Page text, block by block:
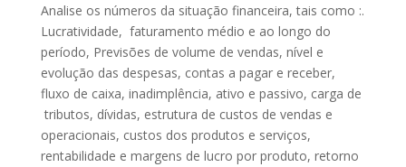
Analise os números da situação financeira, tais como :.
Lucratividade, faturamento médio e ao longo do
período, Previsões de volume de vendas, nível e
evolução das despesas, contas a pagar e receber,
fluxo de caixa, inadimplência, ativo e passivo, carga de
tributos, dívidas, estrutura de custos de vendas e
operacionais, custos dos produtos e serviços,
rentabilidade e margens de lucro por produto, retorno